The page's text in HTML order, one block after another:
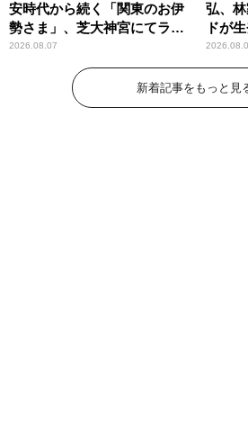
安時代から続く「関東のお伊
勢さま」、芝大神宮にてラン
パンプスが合格祈願！
2026.08.07
弘、
ドが
ー昼ズ
新着記事をもっと見